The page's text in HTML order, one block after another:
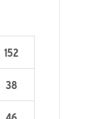
152
38